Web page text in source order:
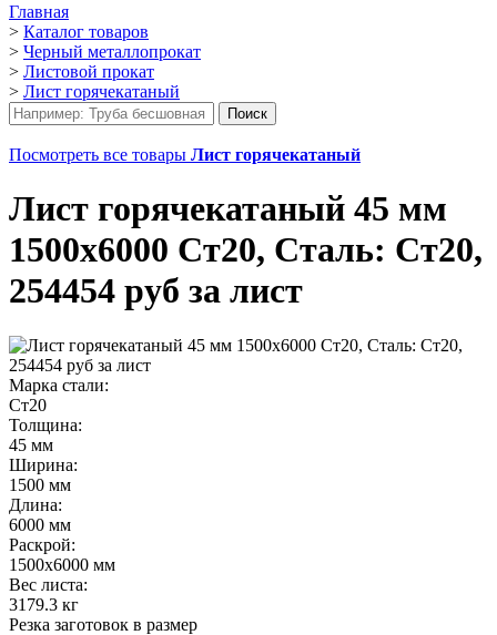
Главная
> Каталог товаров
> Черный металлопрокат
> Листовой прокат
> Лист горячекатаный
Посмотреть все товары Лист горячекатаный
Лист горячекатаный 45 мм
1500х6000 Ст20, Сталь: Ст20,
254454 руб за лист
Марка стали:
Ст20
Толщина:
45 мм
Ширина:
1500 мм
Длина:
6000 мм
Раскрой:
1500х6000 мм
Вес листа:
3179.3 кг
Резка заготовок в размер